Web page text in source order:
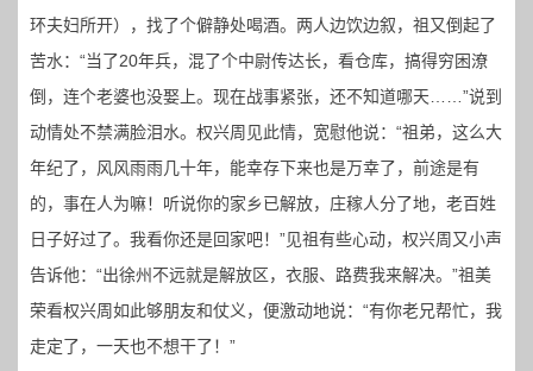
环夫妇所开），找了个僻静处喝酒。两人边饮边叙，祖又倒起了
苦水：“当了20年兵，混了个中尉传达长，看仓库，搞得穷困潦
倒，连个老婆也没娶上。现在战事紧张，还不知道哪天……”说到
动情处不禁满脸泪水。权兴周见此情，宽慰他说：“祖弟，这么大
年纪了，风风雨雨几十年，能幸存下来也是万幸了，前途是有
的，事在人为嘛！听说你的家乡已解放，庄稼人分了地，老百姓
日子好过了。我看你还是回家吧！”见祖有些心动，权兴周又小声
告诉他：“出徐州不远就是解放区，衣服、路费我来解决。”祖美
荣看权兴周如此够朋友和仗义，便激动地说：“有你老兄帮忙，我
走定了，一天也不想干了！”